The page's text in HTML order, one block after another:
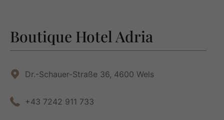
Boutique Hotel Adria
Dr.-Schauer-Straße 36, 4600 Wels
+43 7242 911 733